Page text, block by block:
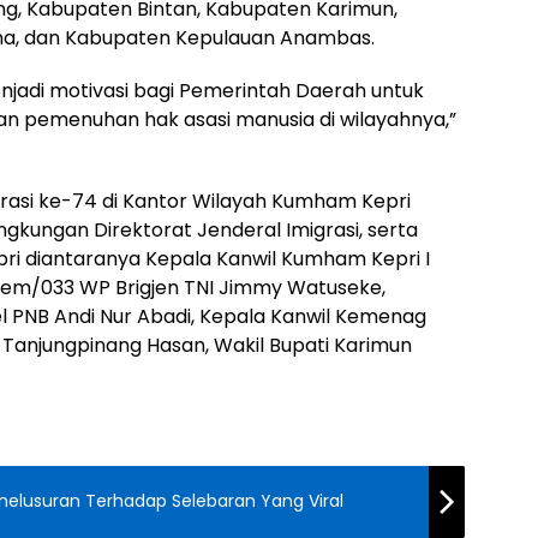
Kabupaten Bintan, Kabupaten Karimun,
dan Kabupaten Kepulauan Anambas.
motivasi bagi Pemerintah Daerah untuk
pemenuhan hak asasi manusia di wilayahnya,”
ke-74 di Kantor Wilayah Kumham Kepri
Direktorat Jenderal Imigrasi, serta
diantaranya Kepala Kanwil Kumham Kepri I
033 WP Brigjen TNI Jimmy Watuseke,
Andi Nur Abadi, Kepala Kanwil Kemenag
Hasan, Wakil Bupati Karimun
Terhadap Selebaran Yang Viral